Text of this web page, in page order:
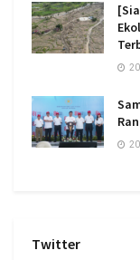
Twitter